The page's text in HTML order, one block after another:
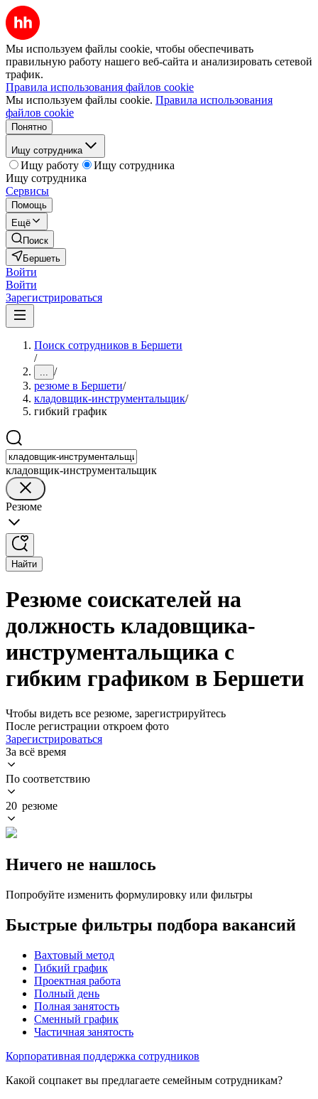
Мы используем файлы cookie, чтобы обеспечивать
правильную работу нашего веб-сайта и анализировать сетевой
трафик.
Правила использования файлов cookie
Мы используем файлы cookie. Правила использования
файлов cookie
Понятно
Ищу сотрудника
Ищу работу
Ищу сотрудника
Ищу сотрудника
Сервисы
Помощь
Ещё
Поиск
Бершеть
Войти
Войти
Зарегистрироваться
Поиск сотрудников в Бершети
/
... /
резюме в Бершети/
кладовщик-инструментальщик/
гибкий график
кладовщик-инструментальщик
Резюме
Найти
Резюме соискателей на
должность кладовщика-
инструментальщика с
гибким графиком в Бершети
Чтобы видеть все резюме, зарегистрируйтесь
После регистрации откроем фото
Зарегистрироваться
За всё время
По соответствию
20 резюме
Ничего не нашлось
Попробуйте изменить формулировку или фильтры
Быстрые фильтры подбора вакансий
Вахтовый метод
Гибкий график
Проектная работа
Полный день
Полная занятость
Сменный график
Частичная занятость
Корпоративная поддержка сотрудников
Какой соцпакет вы предлагаете семейным сотрудникам?